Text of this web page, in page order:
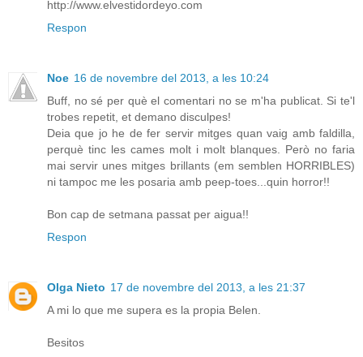
http://www.elvestidordeyo.com
Respon
Noe 16 de novembre del 2013, a les 10:24
Buff, no sé per què el comentari no se m'ha publicat. Si te'l
trobes repetit, et demano disculpes!
Deia que jo he de fer servir mitges quan vaig amb faldilla,
perquè tinc les cames molt i molt blanques. Però no faria
mai servir unes mitges brillants (em semblen HORRIBLES)
ni tampoc me les posaria amb peep-toes...quin horror!!
Bon cap de setmana passat per aigua!!
Respon
Olga Nieto 17 de novembre del 2013, a les 21:37
A mi lo que me supera es la propia Belen.
Besitos